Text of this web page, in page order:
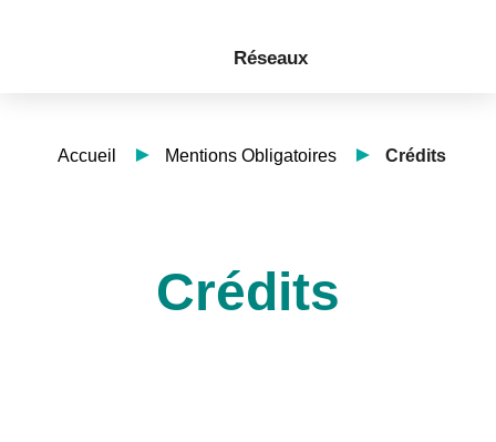
Réseaux
Accueil Mentions Obligatoires Crédits
Crédits